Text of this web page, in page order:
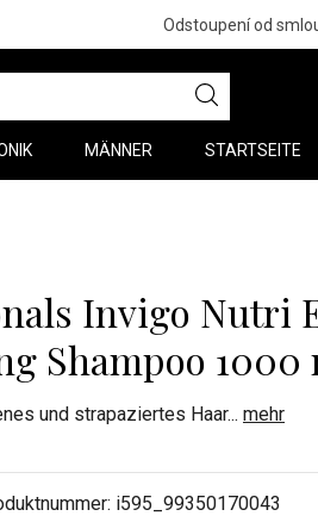
Odstoupení od
MÄNNER STARTSEITE
Invigo Nutri
Shampoo 1000
und strapaziertes Haar... mehr
i595_99350170043